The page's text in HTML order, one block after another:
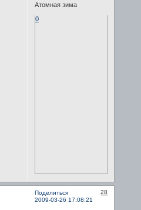
Атомная зима
0
Поделиться
28
2009-03-26 17:08:21